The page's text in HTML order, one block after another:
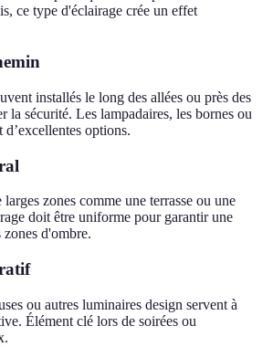
ce type d'éclairage crée un effet
installés le long des allées ou près des
la sécurité. Les lampadaires, les bornes ou
d’excellentes options.
zones comme une terrasse ou une
doit être uniforme pour garantir une
d'ombre.
ou autres luminaires design servent à
Élément clé lors de soirées ou